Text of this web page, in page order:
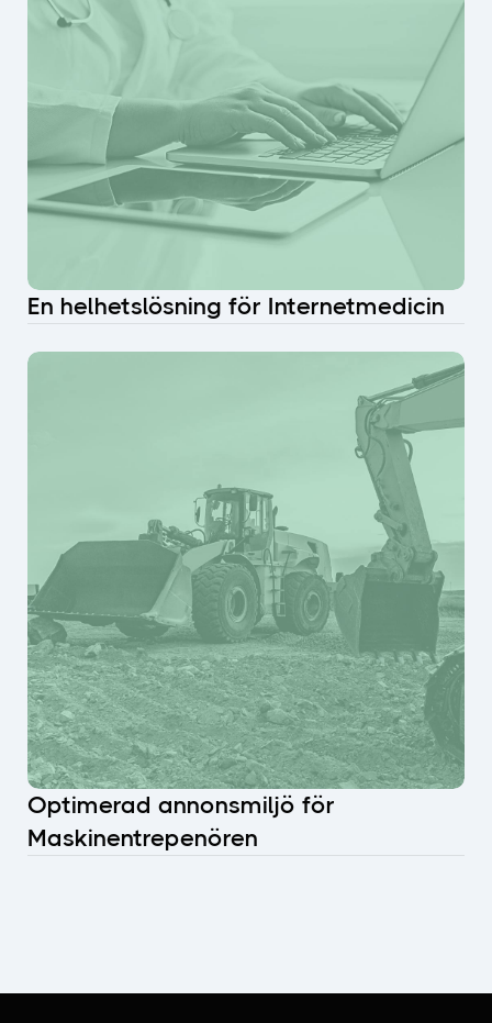
En helhetslösning för Internetmedicin
Optimerad annonsmiljö för
Maskinentrepenören